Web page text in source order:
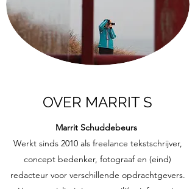
OVER MARRIT S
Marrit Schuddebeurs
Werkt sinds 2010 als freelance tekstschrijver,
concept bedenker, fotograaf en (eind)
redacteur voor verschillende opdrachtgevers.